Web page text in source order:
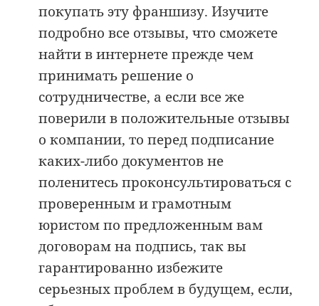
покупать эту франшизу. Изучите
подробно все отзывы, что сможете
найти в интернете прежде чем
принимать решение о
сотрудничестве, а если все же
поверили в положительные отзывы
о компании, то перед подписание
каких-либо документов не
поленитесь проконсультироваться с
проверенным и грамотным
юристом по предложенным вам
договорам на подпись, так вы
гарантированно избежите
серьезных проблем в будущем, если,